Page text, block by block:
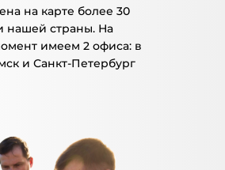
на карте более 30
нашей страны. На
имеем 2 офиса: в
и Санкт-Петербург